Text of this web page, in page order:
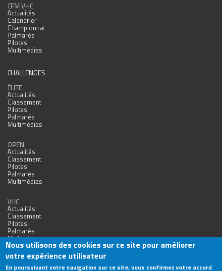
CFM VHC
Actualités
Calendrier
Championnat
Palmarès
Pilotes
Multimédias
CHALLENGES
ÉLITE
Actualités
Classement
Pilotes
Palmarès
Multimédias
OPEN
Actualités
Classement
Pilotes
Palmarès
Multimédias
VHC
Actualités
Classement
Pilotes
Palmarès
Multimédias
Nous utilisons des cookies sur ce site pour améliorer
votre expérience utilisateur
En poursuivant votre navigation sur ce site, vous confirmez votre accord